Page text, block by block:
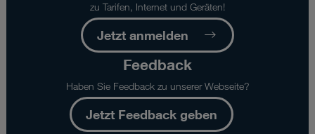
zu Tarifen, Internet und Geräten!
Jetzt anmelden
Feedback
Haben Sie Feedback zu unserer Webseite?
Jetzt Feedback geben